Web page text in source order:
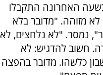
האחרונה התקבלו
מזוהה. "מדובר בלא
נמסר. "לא נלחצים, לא
חשוב להדגיש: לא
כלשהו. מדובר בהפצה